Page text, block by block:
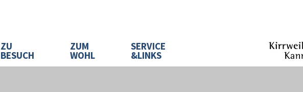
ZU
BESUCH
ZUM
WOHL
SERVICE
&LINKS